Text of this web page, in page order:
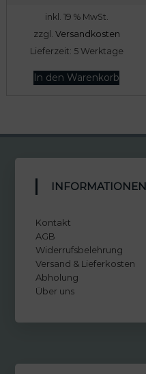
inkl. 19 % MwSt.
zzgl. Versandkosten
Lieferzeit: 5 Werktage
In den Warenkorb
INFORMATIONEN
Kontakt
AGB
Widerrufsbelehrung
Versand & Lieferkosten
Abholung
Über uns